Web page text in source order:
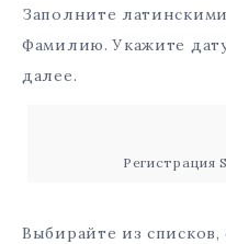
Заполните
Фамилию. Укажите
далее.
Регистрация
Выбирайте из списков,